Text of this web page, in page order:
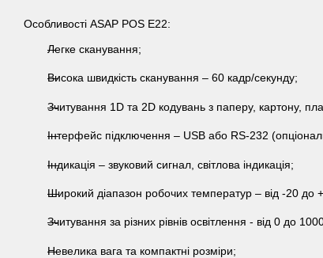
Особливості ASAP POS E22:
Легке сканування;
Висока швидкість сканування – 60 кадр/секунду;
Зчитування 1D та 2D кодувань з паперу, картону,
Інтерфейс підключення – USB або RS-232
Індикація – звуковий сигнал, світлова індикація;
Широкий діапазон робочих температур – від -20 до
Зчитування за різних рівнів освітлення - від 0 до
Невелика вага та компактні розміри;